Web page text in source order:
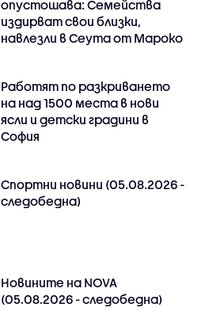
опустошава: Семейства
издирват свои близки,
навлезли в Сеута от Мароко
Работят по разкриването
на над 1500 места в нови
ясли и детски градини в
София
Спортни новини (05.08.2026 -
следобедна)
Новините на NOVA
(05.08.2026 - следобедна)